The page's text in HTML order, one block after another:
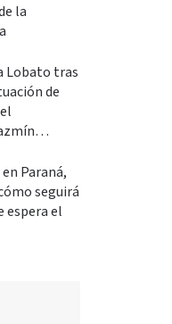
la
Lobato tras
de
Paraná,
seguirá
espera el